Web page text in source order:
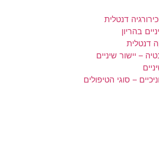
דנטלית
בהריון
דנטלית
– יישור שיניים
– סוגי הטיפולים